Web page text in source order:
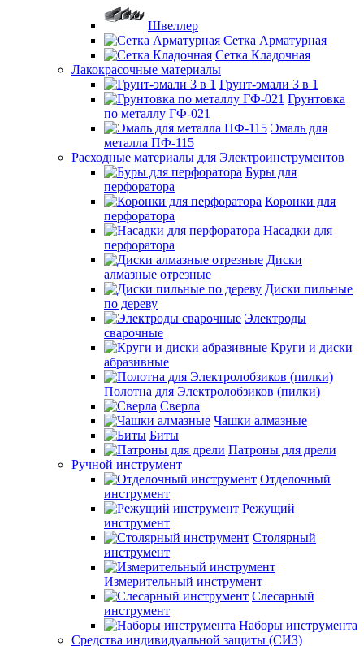
Швеллер
Сетка Арматурная
Сетка Кладочная
Лакокрасочные материалы
Грунт-эмали 3 в 1
Грунтовка
по металлу ГФ-021
Эмаль для
металла ПФ-115
Расходные материалы для Электроинструментов
Буры для
перфоратора
Коронки для
перфоратора
Насадки для
перфоратора
Диски
алмазные отрезные
Диски пильные
по дереву
Электроды
сварочные
Круги и диски
абразивные
Полотна для Электролобзиков (пилки)
Сверла
Чашки алмазные
Биты
Патроны для дрели
Ручной инструмент
Отделочный
инструмент
Режущий
инструмент
Столярный
инструмент
Измерительный инструмент
Слесарный
инструмент
Наборы инструмента
Средства индивидуальной защиты (СИЗ)